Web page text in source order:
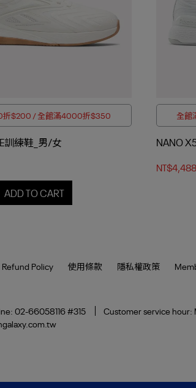
折$200 / 全館滿4000折$350
訓練鞋_男/女
ADD TO CART
全
NANO
NT$4,488
Refund Policy 使用條款 隱私權政策
02-66058116 #315
Customer service hour: